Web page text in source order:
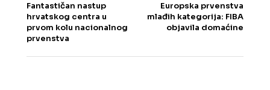
Fantastičan nastup
hrvatskog centra u
prvom kolu nacionalnog
prvenstva
Europska prvenstva
mlađih kategorija: FIBA
objavila domaćine